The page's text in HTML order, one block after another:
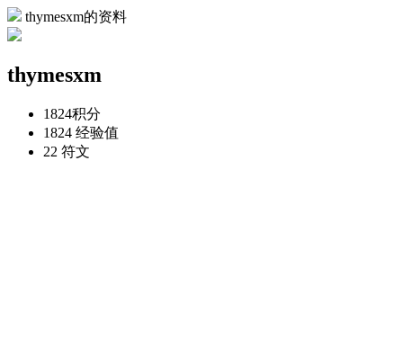
thymesxm的资料
thymesxm
1824积分
1824 经验值
22 符文